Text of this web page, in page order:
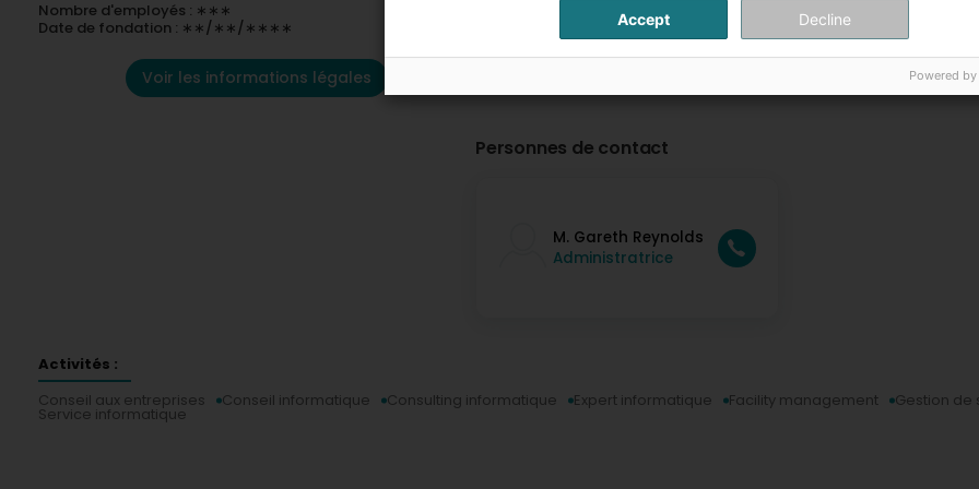
Nombre d'employés : ∗∗∗
Date de fondation : ∗∗/∗∗/∗∗∗∗
Voir les informations légales
Personnes de contact
M. Gareth Reynolds
Administratrice
Activités :
Conseil aux entreprises
Conseil informatique Consulting informatique Expert informatique Facility management Gestion de
Service informatique
Accept Decline
Powered by